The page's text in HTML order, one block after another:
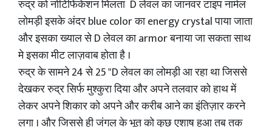
रुद्र को नोटिफिकेशन मिलता D लेवल का जानवर टाइप नार्मल
लोमड़ी इसके अंदर blue color का energy crystal पाया जाता
और इसका ख्याल से D लेवल का armor बनाया जा सकता साथ
मे इसका मीट लाज़वाब होता है ।
रुद्र के सामने 24 से 25 "D लेवल का लोमड़ी आ रहा था जिससे
देखकर रुद्र सिर्फ मुश्कुरा दिया और अपने तलवार को हाथ में
लेकर अपने शिकार को अपने और करीब आने का इंतिज़ार करने
लगा । और जिससे ही जंगल के भूत को कुछ एशाष हुआ तब तक